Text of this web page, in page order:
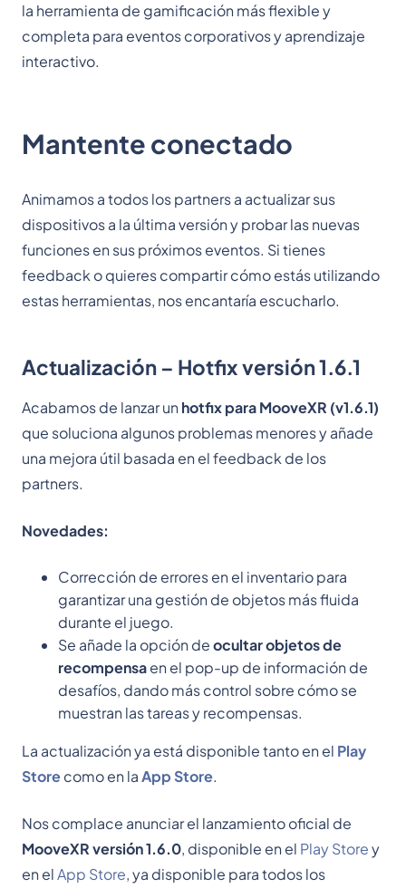
la herramienta de gamificación más flexible y
completa para eventos corporativos y aprendizaje
interactivo.
Mantente conectado
Animamos a todos los partners a actualizar sus
dispositivos a la última versión y probar las nuevas
funciones en sus próximos eventos. Si tienes
feedback o quieres compartir cómo estás utilizando
estas herramientas, nos encantaría escucharlo.
Actualización – Hotfix versión 1.6.1
Acabamos de lanzar un hotfix para MooveXR (v1.6.1)
que soluciona algunos problemas menores y añade
una mejora útil basada en el feedback de los
partners.
Novedades:
Corrección de errores en el inventario para
garantizar una gestión de objetos más fluida
durante el juego.
Se añade la opción deocultar objetos de
recompensaen el pop-up de información de
desafíos, dando más control sobre cómo se
muestran las tareas y recompensas.
La actualización ya está disponible tanto en el Play
Storecomo en laApp Store.
Nos complace anunciar el lanzamiento oficial de
MooveXR versión 1.6.0, disponible en el Play Storey
en elApp Store, ya disponible para todos los